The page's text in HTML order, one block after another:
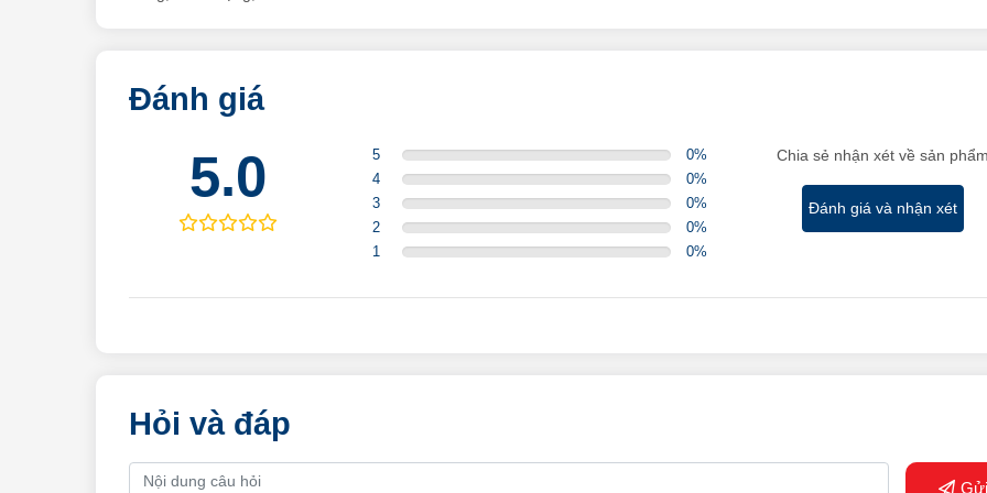
Đánh giá
5.0 5 0%
4
0%
3
0%
2
0%
1
0%
Chia sẻ nhận xét về sản
Đánh giá và nhận xét
Hỏi và đáp
Gửi